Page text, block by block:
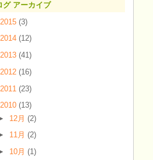
グ アーカイブ
2015 (3)
2014 (12)
2013 (41)
2012 (16)
2011 (23)
2010 (13)
12月 (2)
11月 (2)
10月 (1)